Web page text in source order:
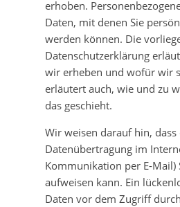
erhoben.
Daten, mit denen Sie
werden können. Die
Datenschutzerklärung
wir erheben und wofür wir
erläutert auch, wie und zu
das geschieht.
Wir weisen darauf hin, dass
Datenübertragung im
Kommunikation per E-Mail)
aufweisen kann. Ein
Daten vor dem Zugriff